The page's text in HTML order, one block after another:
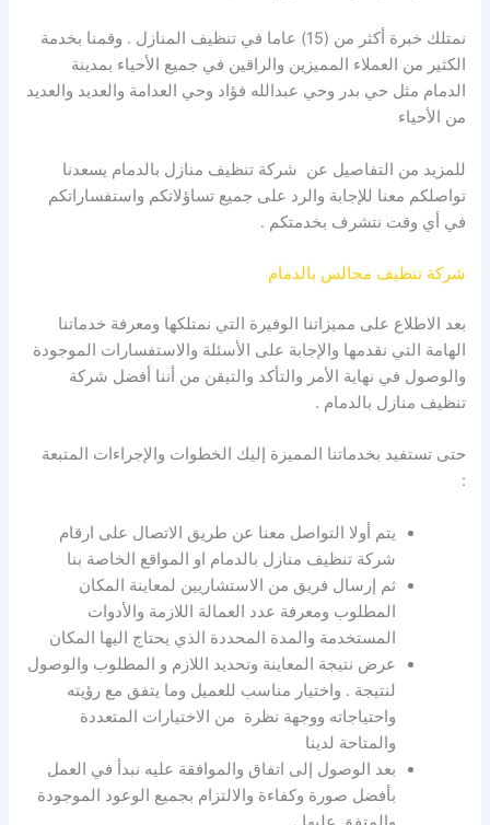
نمتلك خبرة أكثر من (15) عاما في تنظيف المنازل . وقمنا بخدمة
الكثير من العملاء المميزين والراقين في جميع الأحياء بمدينة
الدمام مثل حي بدر وحي عبدالله فؤاد وحي العدامة والعديد والعديد
من الأحياء
للمزيد من التفاصيل عن شركة تنظيف منازل بالدمام يسعدنا
تواصلكم معنا للإجابة والرد على جميع تساؤلاتكم واستفساراتكم
في أي وقت نتشرف بخدمتكم .
شركة تنظيف مجالس بالدمام
بعد الاطلاع على مميزاتنا الوفيرة التي نمتلكها ومعرفة خدماتنا
الهامة التي نقدمها والإجابة على الأسئلة والاستفسارات الموجودة
والوصول في نهاية الأمر والتأكد والتيقن من أننا أفضل شركة
تنظيف منازل بالدمام .
حتى تستفيد بخدماتنا المميزة إليك الخطوات والإجراءات المتبعة
:
يتم أولا التواصل معنا عن طريق الاتصال على ارقام
شركة تنظيف منازل بالدمام او المواقع الخاصة بنا
ثم إرسال فريق من الاستشاريين لمعاينة المكان
المطلوب ومعرفة عدد العمالة اللازمة والأدوات
المستخدمة والمدة المحددة الذي يحتاج اليها المكان
عرض نتيجة المعاينة وتحديد اللازم و المطلوب والوصول
لنتيجة . واختيار مناسب للعميل وما يتفق مع رؤيته
واحتياجاته ووجهة نظرة من الاختيارات المتعددة
والمتاحة لدينا
بعد الوصول إلى اتفاق والموافقة عليه نبدأ في العمل
بأفضل صورة وكفاءة والالتزام بجميع الوعود الموجودة